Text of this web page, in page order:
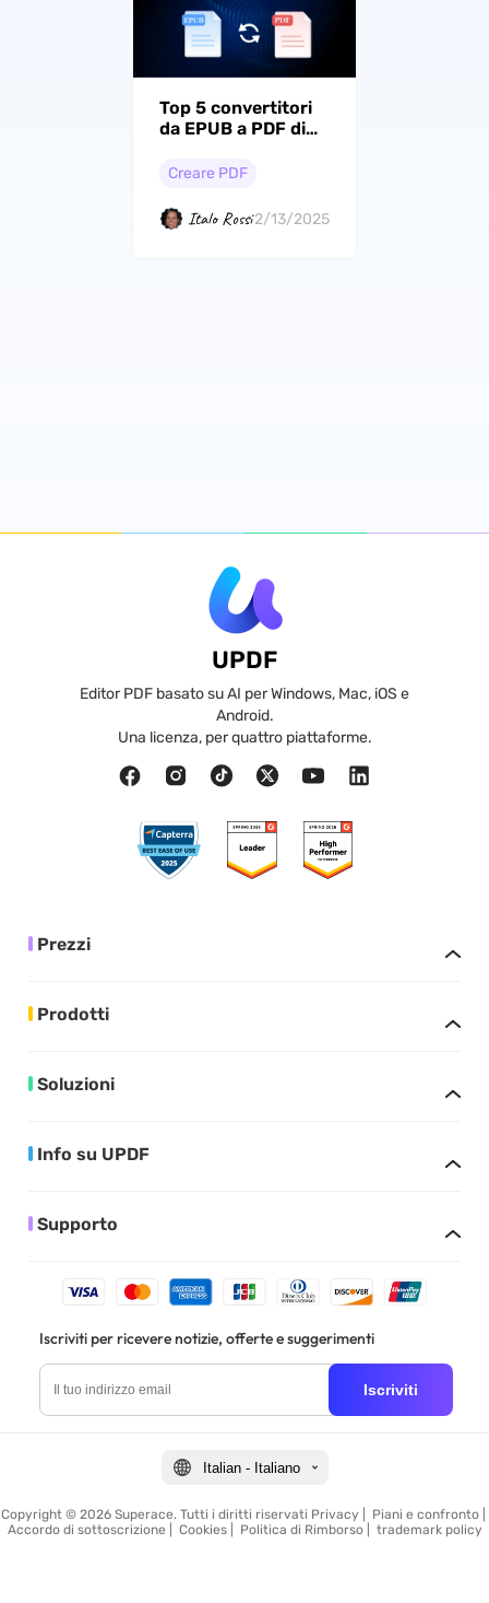
Top 5 convertitori
da EPUB a PDF di
Creare PDF
Italo Rossi2/13/2025
UPDF
Editor PDF basato su AI per Windows, Mac, iOS e
Android.
Una licenza, per quattro piattaforme.
Prezzi
Prodotti
Soluzioni
Info su UPDF
Supporto
Iscriviti per ricevere notizie, offerte e suggerimenti
Iscriviti
Italian - Italiano
Copyright © 2026 Superace. Tutti i diritti riservati Privacy Piani e confronto|
Accordo di sottoscrizione
Cookies| Politica di Rimborso| trademark policy